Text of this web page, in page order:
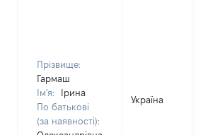
Прізвище:
Гармаш
Ім'я:
Ірина
По батькові
(за наявності):
Україна